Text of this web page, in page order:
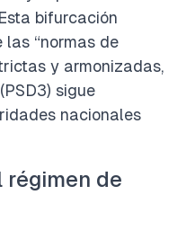
bifurcación
las “normas de
y armonizadas,
sigue
nacionales
régimen de